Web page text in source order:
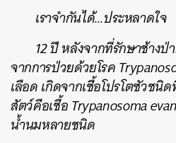
เราจำกันได้…ประหลาดใจ
12ปีหลังจากที่รักษาช้างป่
จากการป่วยด้วยโรค
เลือดเกิดจากเชื้อโปรโตซัวชนิ
สัตว์คือเชื้อTrypanosoma
น้ำนมหลายชนิด